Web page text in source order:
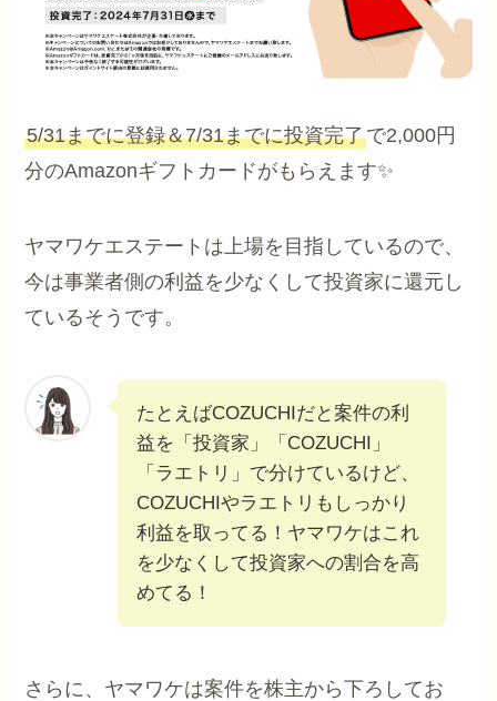
5/31までに登録＆7/31までに投資完了で2,000円
分のAmazonギフトカードがもらえます✨
ヤマワケエステートは上場を目指しているので、
今は事業者側の利益を少なくして投資家に還元し
ているそうです。
たとえばCOZUCHIだと案件の利
益を「投資家」「COZUCHI」
「ラエトリ」で分けているけど、
COZUCHIやラエトリもしっかり
利益を取ってる！ヤマワケはこれ
を少なくして投資家への割合を高
めてる！
さらに、ヤマワケは案件を株主から下ろしてお